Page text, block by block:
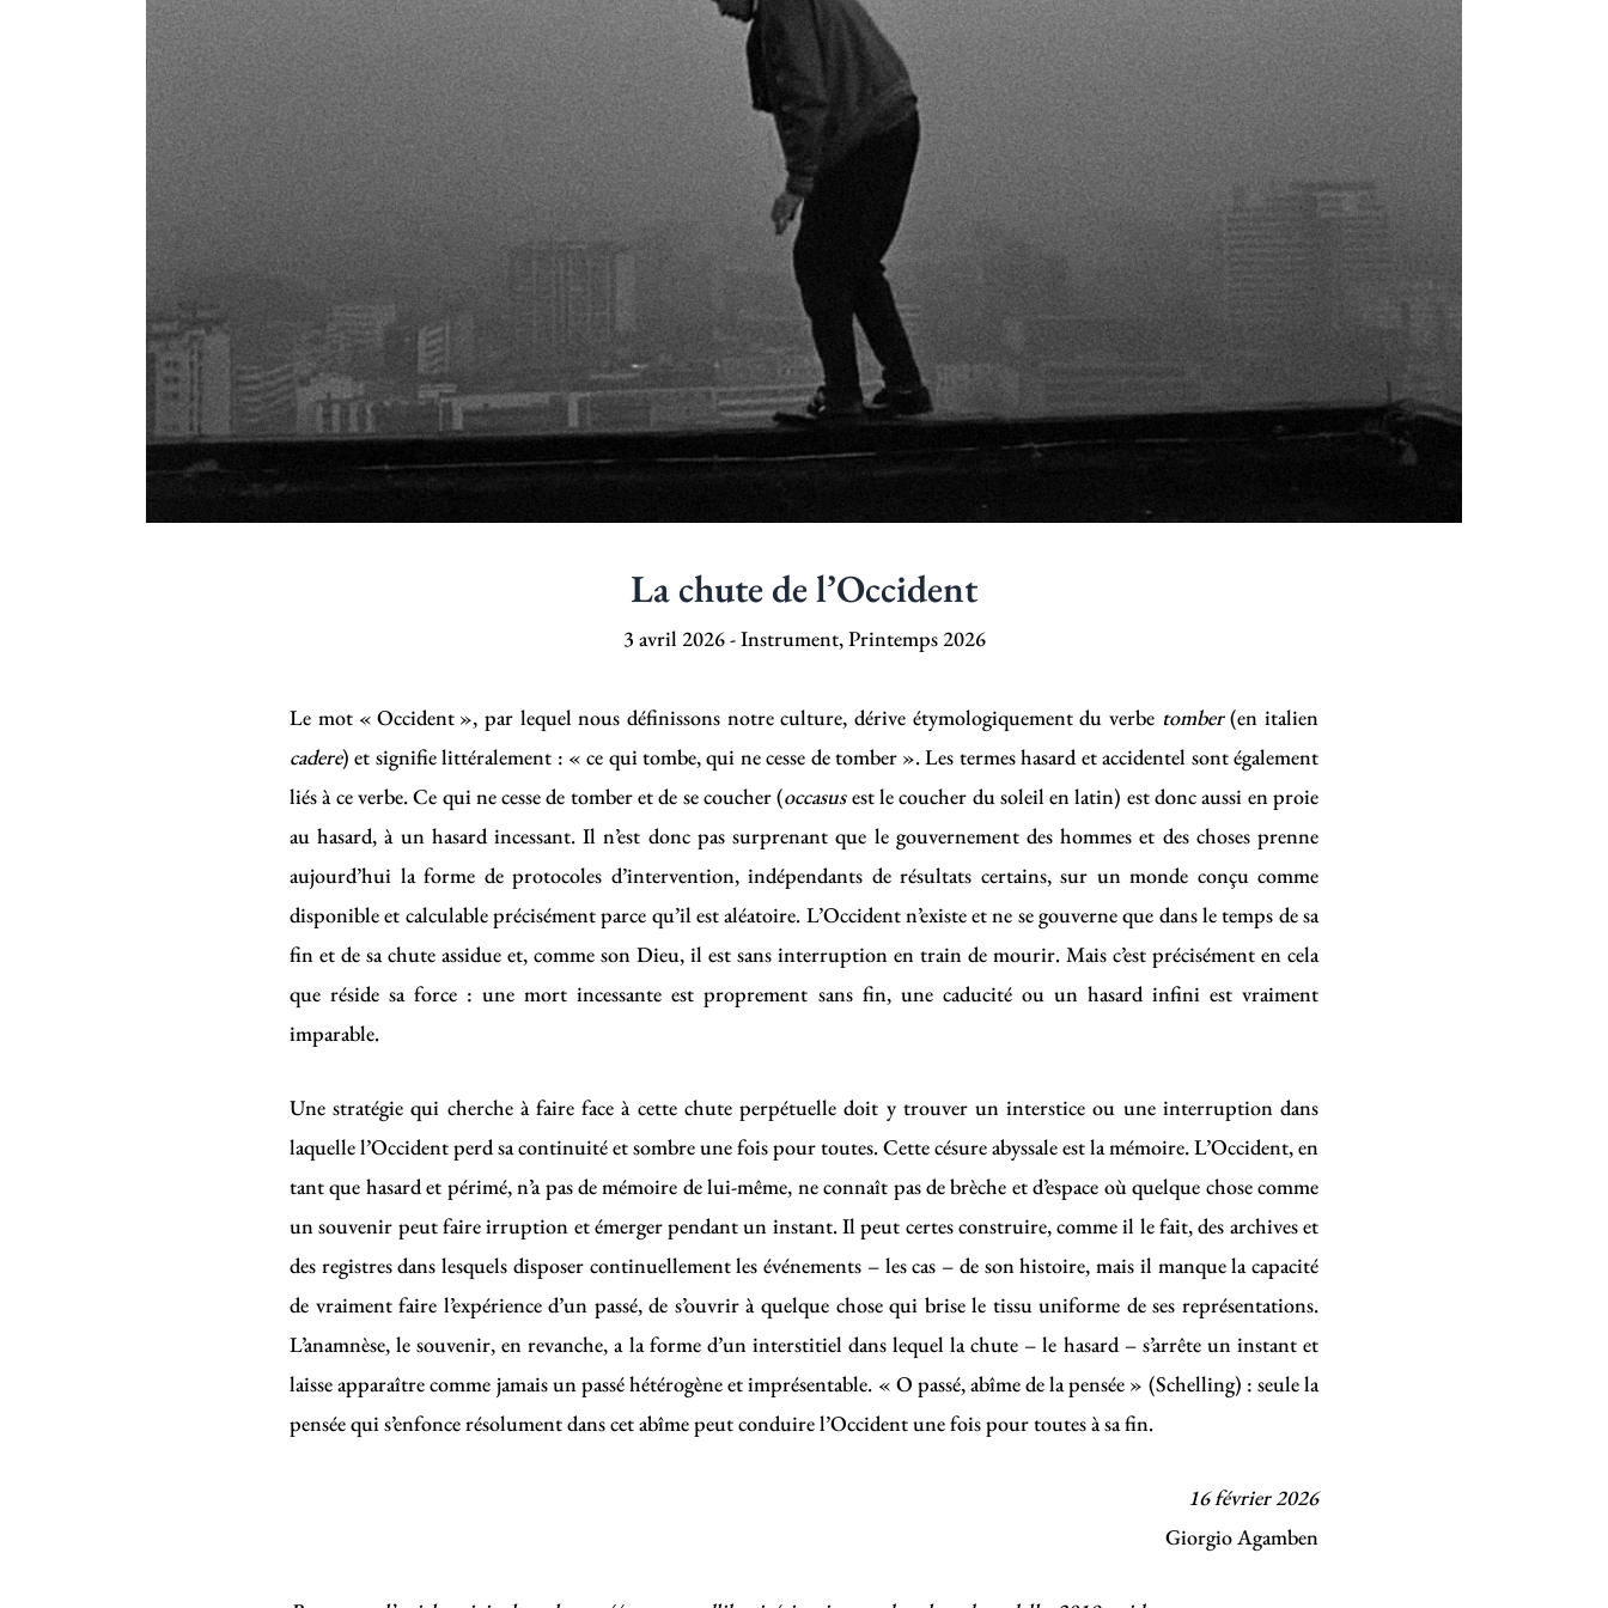
La chute de l’Occident
3 avril 2026-Instrument,Printemps 2026
Le mot « Occident », par lequel nous définissons notre culture, dérive étymologiquement du verbe tomber(en italien
cadere) et signifie littéralement : « ce qui tombe, qui ne cesse de tomber ». Les termes hasard et accidentel sont également
liés à ce verbe. Ce qui ne cesse de tomber et de se coucher (occasusest le coucher du soleil en latin) est donc aussi en proie
au hasard, à un hasard incessant. Il n’est donc pas surprenant que le gouvernement des hommes et des choses prenne
aujourd’hui la forme de protocoles d’intervention, indépendants de résultats certains, sur un monde conçu comme
disponible et calculable précisément parce qu’il est aléatoire. L’Occident n’existe et ne se gouverne que dans le temps de sa
fin et de sa chute assidue et, comme son Dieu, il est sans interruption en train de mourir. Mais c’est précisément en cela
que réside sa force : une mort incessante est proprement sans fin, une caducité ou un hasard infini est vraiment
imparable.
Une stratégie qui cherche à faire face à cette chute perpétuelle doit y trouver un interstice ou une interruption dans
laquelle l’Occident perd sa continuité et sombre une fois pour toutes. Cette césure abyssale est la mémoire. L’Occident, en
tant que hasard et périmé, n’a pas de mémoire de lui-même, ne connaît pas de brèche et d’espace où quelque chose comme
un souvenir peut faire irruption et émerger pendant un instant. Il peut certes construire, comme il le fait, des archives et
des registres dans lesquels disposer continuellement les événements – les cas – de son histoire, mais il manque la capacité
de vraiment faire l’expérience d’un passé, de s’ouvrir à quelque chose qui brise le tissu uniforme de ses représentations.
L’anamnèse, le souvenir, en revanche, a la forme d’un interstitiel dans lequel la chute – le hasard – s’arrête un instant et
laisse apparaître comme jamais un passé hétérogène et imprésentable. « O passé, abîme de la pensée » (Schelling) : seule la
pensée qui s’enfonce résolument dans cet abîme peut conduire l’Occident une fois pour toutes à sa fin.
16 février 2026
Giorgio Agamben